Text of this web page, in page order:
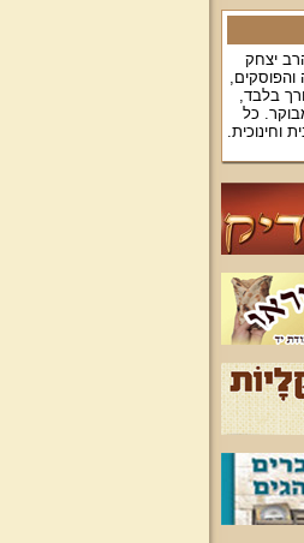
יצחק
והפוסקים,
בלבד,
כל
וחינוכית.